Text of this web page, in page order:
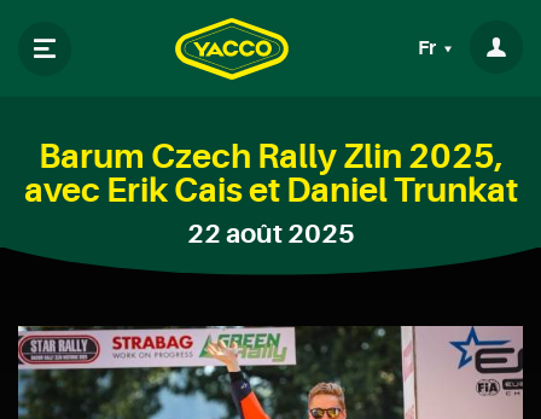
Fr
Barum Czech Rally Zlin 2025,
avec Erik Cais et Daniel Trunkat
22 août 2025